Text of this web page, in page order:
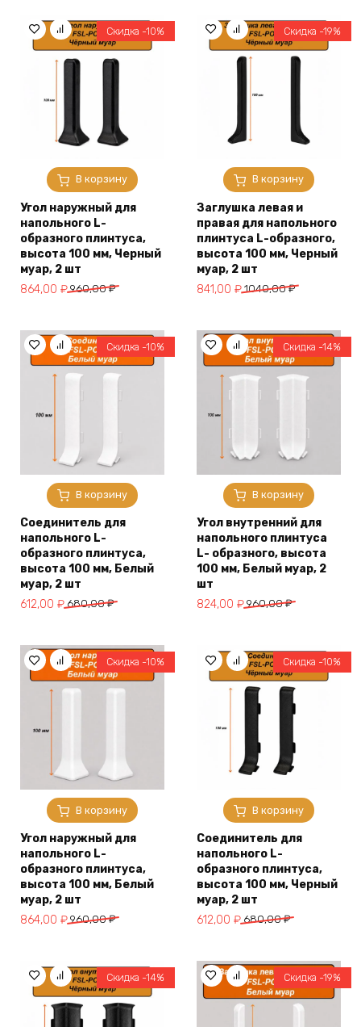
В корзину
Скидка -10%
Угол наружный для
напольного L-
образного плинтуса,
высота 100 мм, Черный
муар, 2 шт
960,00₽
Первоначальная
960,00 ₽.
864,00 ₽
Текущая
В корзину
Скидка -19%
Заглушка левая и
правая для напольного
плинтуса L-образного,
высота 100 мм, Черный
муар, 2 шт
1040,00₽
Первоначальная
1040,00 ₽.
841,00 ₽
Текущая
В корзину
Скидка -10%
Соединитель для
напольного L-
образного плинтуса,
высота 100 мм, Белый
муар, 2 шт
680,00₽
Первоначальная
680,00 ₽.
612,00 ₽
Текущая
В корзину
Скидка -14%
Угол внутренний для
напольного плинтуса
L- образного, высота
100 мм, Белый муар, 2
шт
960,00₽
Первоначальная
960,00 ₽.
824,00 ₽
Текущая
В корзину
Скидка -10%
Угол наружный для
напольного L-
образного плинтуса,
высота 100 мм, Белый
муар, 2 шт
960,00₽
Первоначальная
960,00 ₽.
864,00 ₽
Текущая
В корзину
Скидка -10%
Соединитель для
напольного L-
образного плинтуса,
высота 100 мм, Черный
муар, 2 шт
680,00₽
Первоначальная
680,00 ₽.
612,00 ₽
Текущая
Скидка -14% Скидка -19%